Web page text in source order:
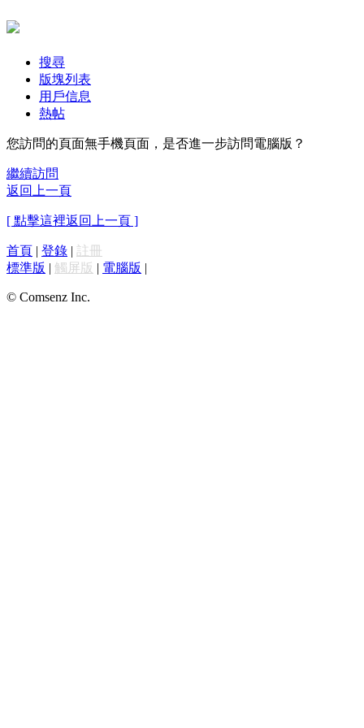
搜尋
版塊列表
用戶信息
熱帖
您訪問的頁面無手機頁面，是否進一步訪問電腦版？
繼續訪問
返回上一頁
[ 點擊這裡返回上一頁 ]
首頁 | 登錄 | 註冊
標準版 | 觸屏版 | 電腦版 |
© Comsenz Inc.